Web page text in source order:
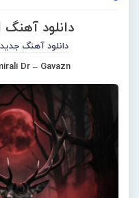
دانلود آهنگ
دانلود آهنگ جدید
Dr – Gavazn